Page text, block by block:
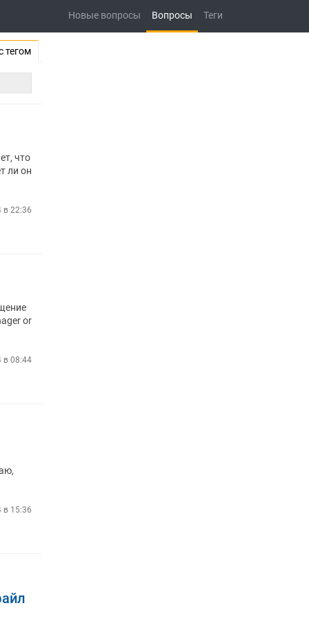
Новые вопросы Вопросы Теги
тегом
что
ли он
в 22:36
or
в 08:44
в 15:36